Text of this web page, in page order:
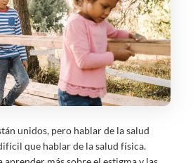
unidos, pero hablar de la salud
que hablar de la salud física.